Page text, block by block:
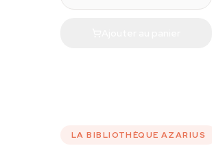
LA BIBLIOTHÈQUE AZARIUS